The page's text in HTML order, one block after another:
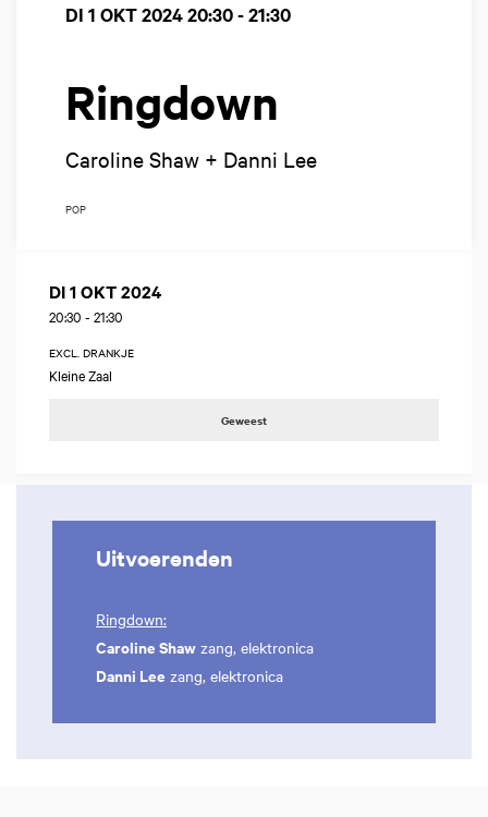
Ringdown
Caroline Shaw + Danni Lee
DI 1 OKT 202420:30 - 21:30
POP
DI 1 OKT 2024
20:30 - 21:30
EXCL. DRANKJE
Kleine Zaal
Geweest
Uitvoerenden
Ringdown:
Caroline Shaw zang, elektronica
Danni Lee zang, elektronica